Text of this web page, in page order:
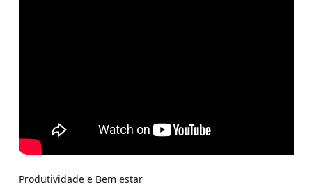
Produtividade e Bem estar